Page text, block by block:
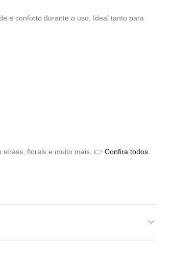
e conforto durante o uso. Ideal tanto para
strass, florais e muito mais. 👉 Confira todos